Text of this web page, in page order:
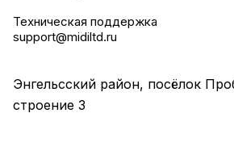
Техническая поддержка
support@midiltd.ru
Энгельсский район, посёлок
строение 3